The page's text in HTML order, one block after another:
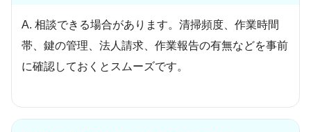
A. 相談できる場合があります。清掃頻度、作業時間
帯、鍵の管理、法人請求、作業報告の有無などを事前
に確認しておくとスムーズです。